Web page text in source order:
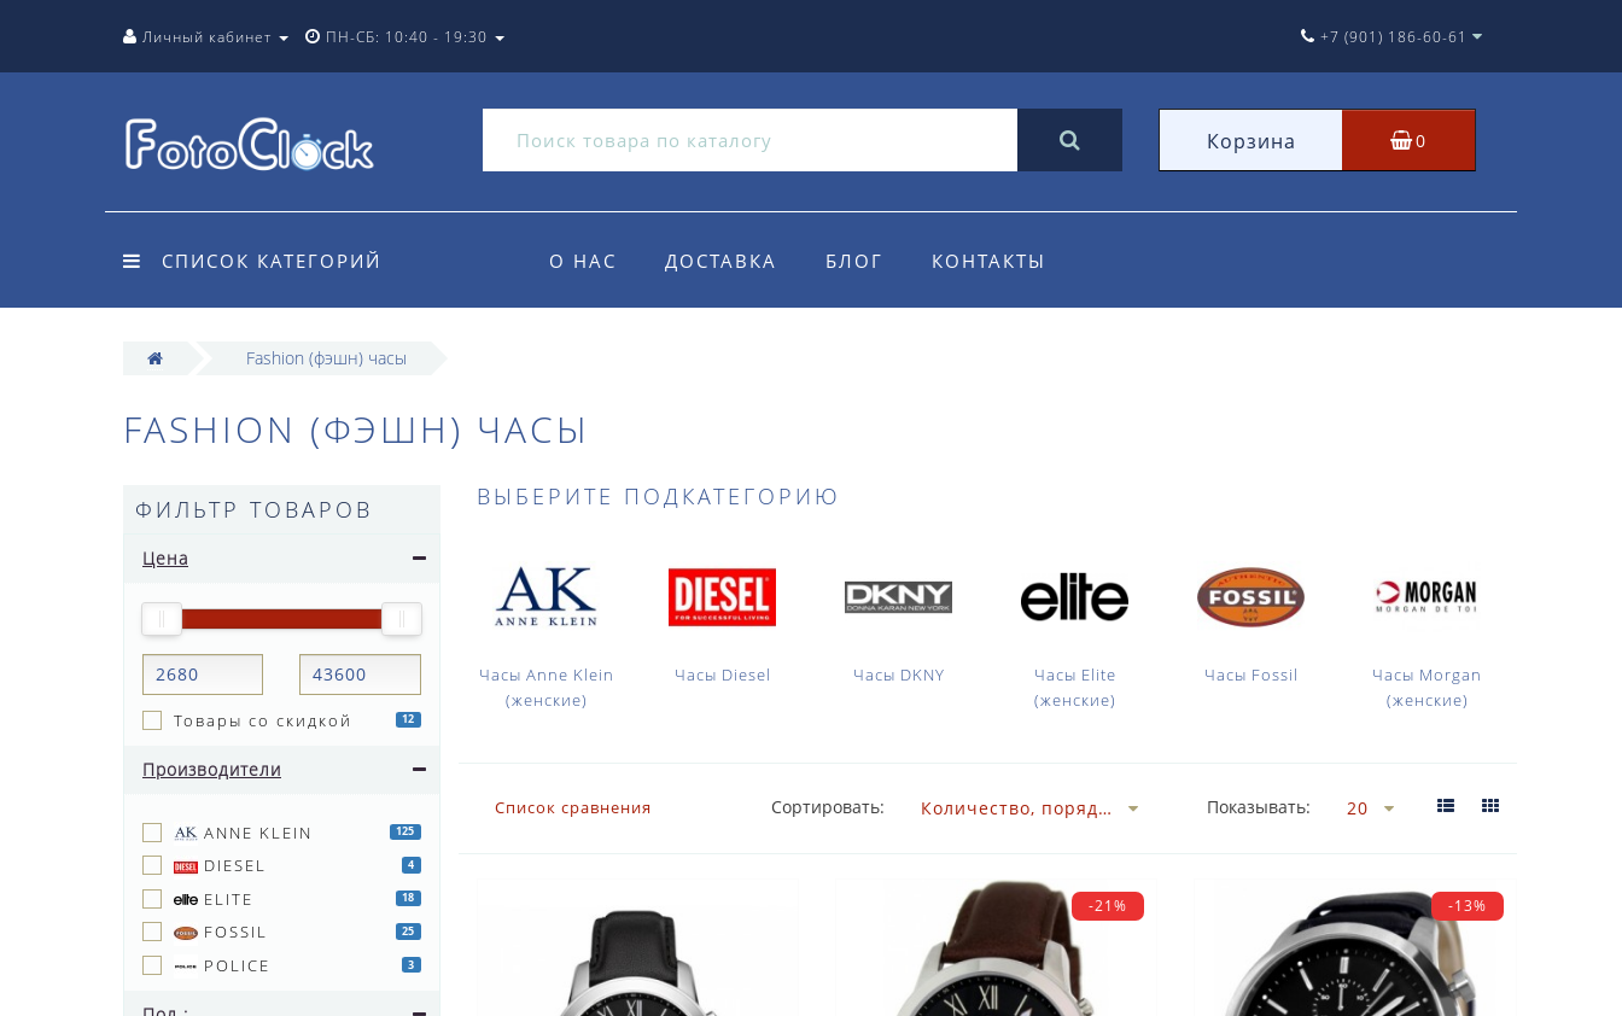
Личный кабинет ПН-СБ: 10:40 - 19:30 +7 (901) 186-60-61
Корзина 0
СПИСОК КАТЕГОРИЙ О НАС ДОСТАВКА БЛОГ КОНТАКТЫ
Fashion (фэшн) часы
FASHION (ФЭШН) ЧАСЫ
ФИЛЬТР ТОВАРОВ
Цена
Товары со скидкой 12
Производители
ANNE KLEIN 125
DIESEL 4
ELITE 18
FOSSIL 25
POLICE 3
ВЫБЕРИТЕ ПОДКАТЕГОРИЮ
Часы Anne Klein
(женские)
Часы Diesel Часы DKNY
Часы Elite
(женские)
Часы Fossil
Часы Morgan
(женские)
Список сравнения Сортировать: Показывать:
-21% -13%